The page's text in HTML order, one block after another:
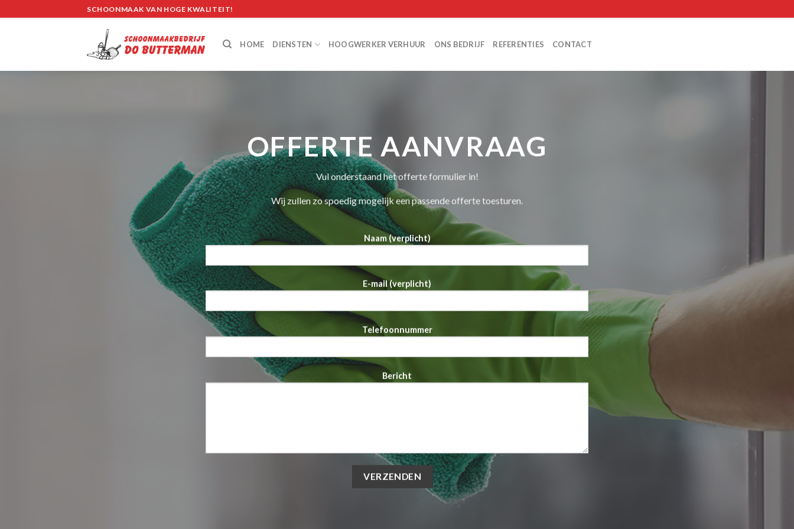
to
SCHOONMAAK VAN HOGE KWALITEIT!
HOME DIENSTEN HOOGWERKER VERHUUR ONS BEDRIJF REFERENTIES CONTACT
OFFERTE AANVRAAG
Vul onderstaand het offerte formulier in!
Wij zullen zo spoedig mogelijk een passende offerte toesturen.
Naam (verplicht)
E-mail (verplicht)
Telefoonnummer
Bericht